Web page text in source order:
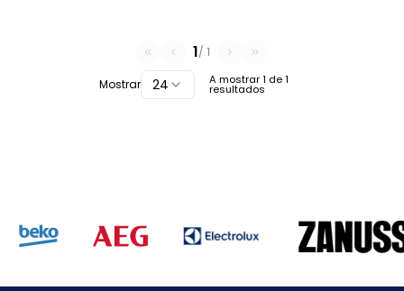
A mostrar1 de1
resultados
1/1
Mostrar 24